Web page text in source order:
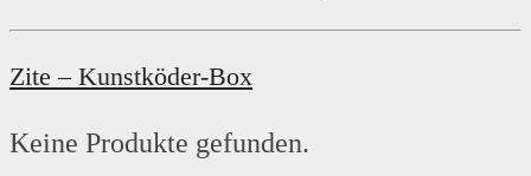
Zite – Kunstköder-Box
Keine Produkte gefunden.